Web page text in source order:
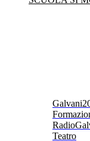
Teatro